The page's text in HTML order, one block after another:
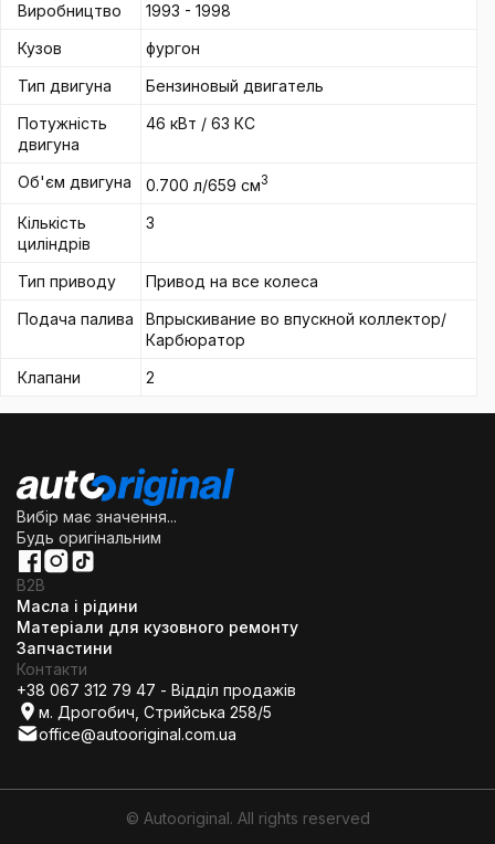
Виробництво
1993 - 1998
Кузов
фургон
Тип двигуна
Бензиновый двигатель
Потужність
двигуна
46 кВт / 63 КС
Об'єм двигуна 0.700 л/659 см3
Кількість
циліндрів
3
Тип приводу
Привод на все колеса
Подача палива
Впрыскивание во впускной коллектор/
Карбюратор
Клапани
2
Вибір має значення...
Будь оригінальним
B2B
Масла і рідини
Матеріали для кузовного ремонту
Запчастини
Контакти
+38 067 312 79 47 - Відділ продажів
м. Дрогобич, Стрийська 258/5
office@autooriginal.com.ua
© Autooriginal. All rights reserved